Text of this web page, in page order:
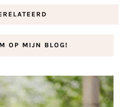
OP MIJN BLOG!